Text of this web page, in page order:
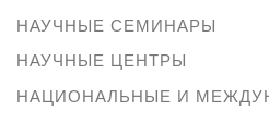
НАУЧНЫЕ СЕМИНАРЫ
НАУЧНЫЕ ЦЕНТРЫ
НАЦИОНАЛЬНЫЕ И